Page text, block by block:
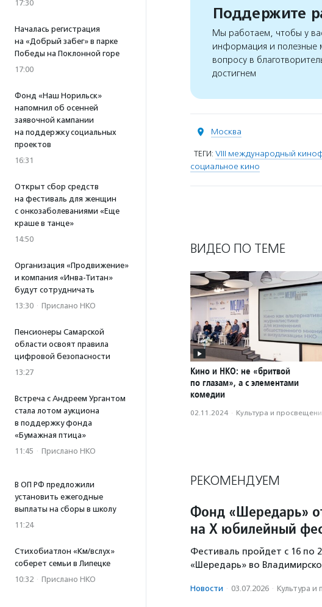
17:30
Началась регистрация
на «Добрый забег» в парке
Победы на Поклонной горе
17:00
Фонд «Наш Норильск»
напомнил об осенней
заявочной кампании
на поддержку социальных
проектов
16:31
Открыт сбор средств
на фестиваль для женщин
с онкозаболеваниями «Еще
краше в танце»
14:50
Организация «Продвижение»
и компания «Инва-Титан»
будут сотрудничать
13:30 · Прислано НКО
Пенсионеры Самарской
области освоят правила
цифровой безопасности
13:27
Встреча с Андреем Ургантом
стала лотом аукциона
в поддержку фонда
«Бумажная птица»
11:45 · Прислано НКО
В ОП РФ предложили
установить ежегодные
выплаты на сборы в школу
11:24
Стихобиатлон «Км/вслух»
соберет семьи в Липецке
10:32 · Прислано НКО
Поддержите
Мы работаем, чтобы у
информация и полезные
вопросу в
достигнем
Москва
ТЕГИ: VIII международный
социальное кино
ВИДЕО ПО ТЕМЕ
Кино и НКО: не «бритвой
по глазам», а с элементами
комедии
02.11.2024 · Культура и
РЕКОМЕНДУЕМ
Фонд «Шередарь»
на X юбилейный
Фестиваль пройдет с 16 по
«Шередарь» во
Новости · 03.07.2026 · Культура и